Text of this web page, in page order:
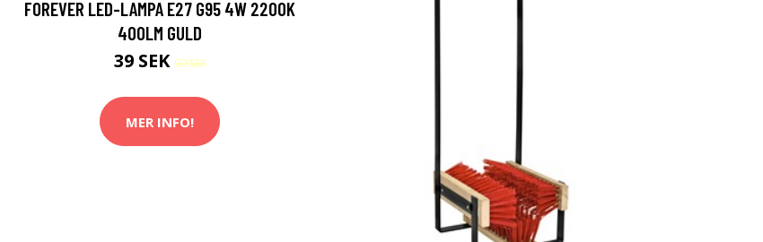
FOREVER LED-LAMPA E27 G95 4W 2200K
400LM GULD
39 SEK99 SEK
MER INFO!